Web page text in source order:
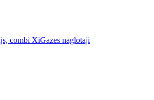
Gāzes naglotāji